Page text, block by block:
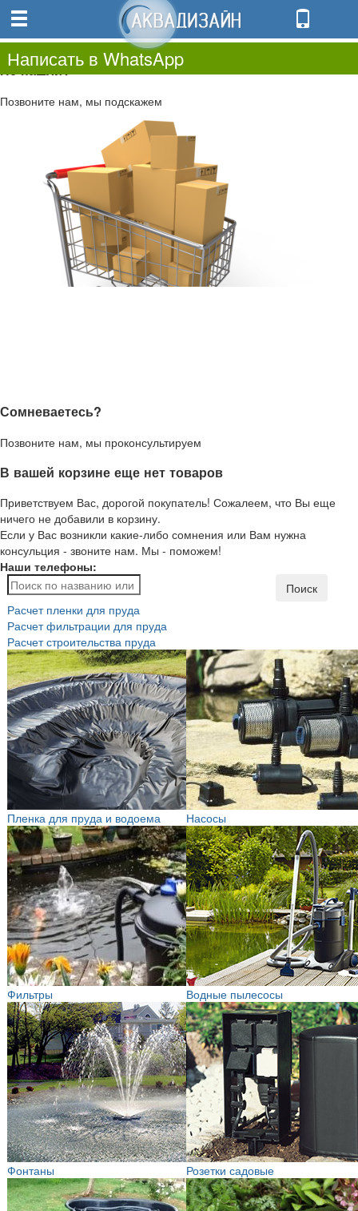
0.00
0
Не нашли?
Позвоните нам, мы подскажем
Сомневаетесь?
Позвоните нам, мы проконсультируем
В вашей корзине еще нет товаров
Приветствуем Вас, дорогой покупатель! Сожалеем, что Вы еще
ничего не добавили в корзину.
Если у Вас возникли какие-либо сомнения или Вам нужна
консульция - звоните нам. Мы - поможем!
Наши телефоны:
Написать в WhatsApp
Поиск
Расчет пленки для пруда
Расчет фильтрации для пруда
Расчет строительства пруда
Пленка для пруда и водоема Насосы
Фильтры Водные пылесосы
Фонтаны Розетки садовые